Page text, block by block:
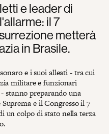
e leader di
il 7
metterà
in Brasile.
e i suoi alleati - tra cui
militare e funzionari
stanno preparando una
e il Congresso il 7
un colpo di stato nella terza